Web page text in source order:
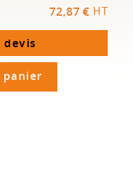
72,87 € HT
devis